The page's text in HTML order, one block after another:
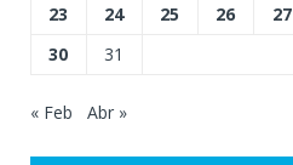
23
24 25 26 27
30
31
« Feb Abr »